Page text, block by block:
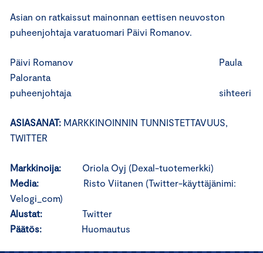
Asian on ratkaissut mainonnan eettisen neuvoston
puheenjohtaja varatuomari Päivi Romanov.
Päivi Romanov Paula
Paloranta
puheenjohtaja sihteeri
ASIASANAT: MARKKINOINNIN TUNNISTETTAVUUS,
TWITTER
Markkinoija: Oriola Oyj (Dexal-tuotemerkki)
Media: Risto Viitanen (Twitter-käyttäjänimi:
Velogi_com)
Alustat: Twitter
Päätös: Huomautus